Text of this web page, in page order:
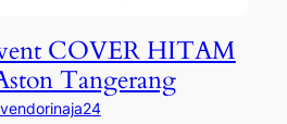
COVER HITAM
Tangerang
vendorinaja24